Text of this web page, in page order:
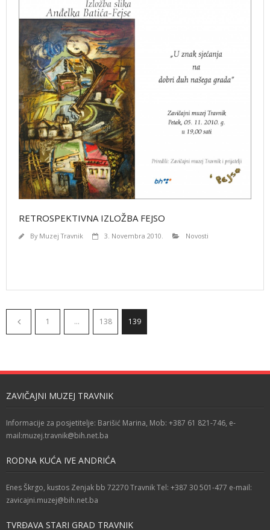
RETROSPEKTIVNA IZLOŽBA FEJSO
By Muzej Travnik 3. Novembra 2010. Novosti
1 … 138 139
ZAVIČAJNI MUZEJ TRAVNIK
Informacije za posjetitelje: Barišić Marina, Mob: +387 61 821-746, e-
mail:muzej.travnik@bih.net.ba
RODNA KUĆA IVE ANDRIĆA
Enes Škrgo, kustos Zenjak bb 72270 Travnik Tel: +387 30 501-477 e-mail:
zavicajni.muzej@bih.net.ba
TVRĐAVA STARI GRAD TRAVNIK